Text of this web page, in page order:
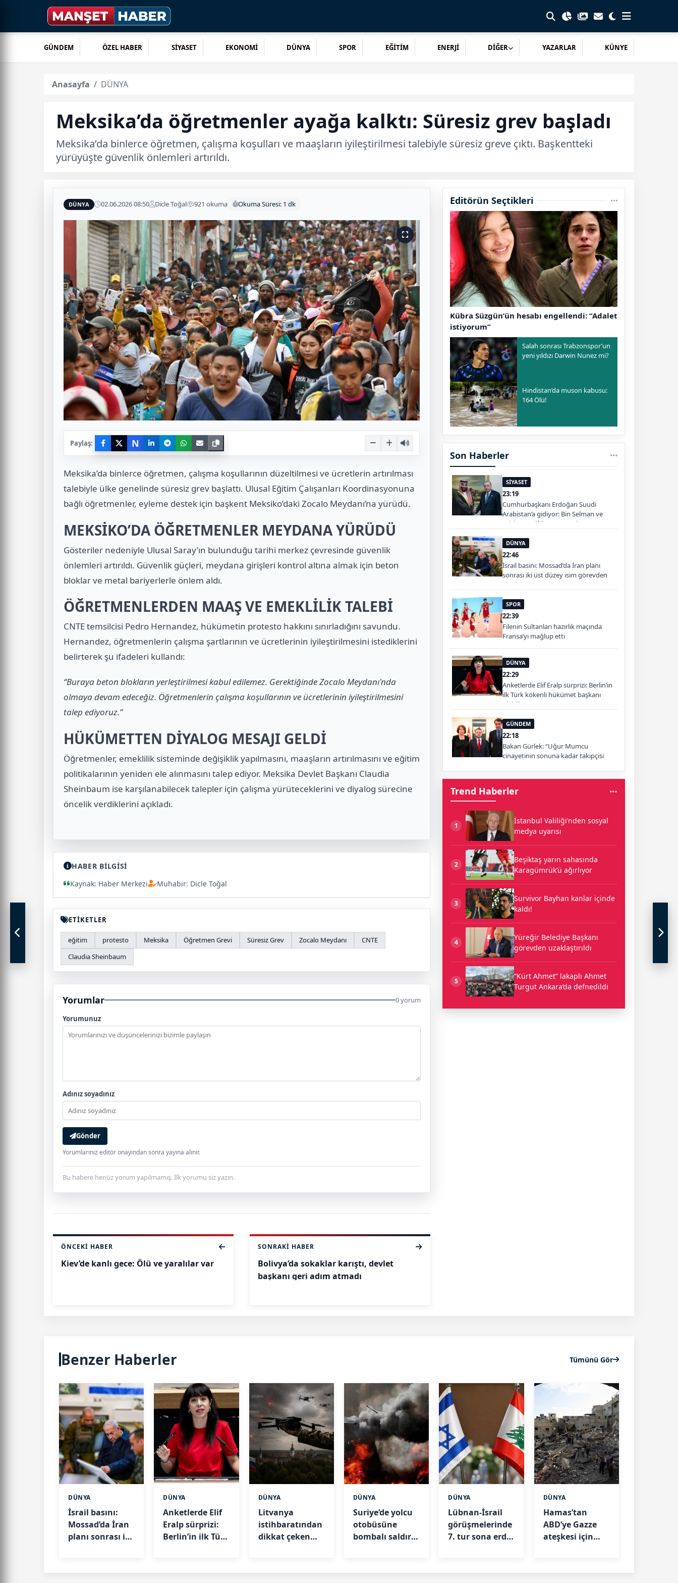
GÜNDEM ÖZEL HABER SİYASET EKONOMİ DÜNYA SPOR EĞİTİM ENERJİ DİĞER YAZARLAR KÜNYE
Anasayfa DÜNYA
Meksika’da öğretmenler ayağa kalktı: Süresiz grev başladı
Meksika’da binlerce öğretmen, çalışma koşulları ve maaşların iyileştirilmesi talebiyle süresiz greve çıktı. Başkentteki
yürüyüşte güvenlik önlemleri artırıldı.
DÜNYA 02.06.2026 08:50 Dicle Toğal 921 okuma Okuma Süresi: 1 dk
Paylaş: N
Meksika’da binlerce öğretmen, çalışma koşullarının düzeltilmesi ve ücretlerin artırılması
talebiyle ülke genelinde süresiz grev başlattı. Ulusal Eğitim Çalışanları Koordinasyonuna
bağlı öğretmenler, eyleme destek için başkent Meksiko’daki Zocalo Meydanı’na yürüdü.
MEKSİKO’DA ÖĞRETMENLER MEYDANA YÜRÜDÜ
Gösteriler nedeniyle Ulusal Saray’ın bulunduğu tarihi merkez çevresinde güvenlik
önlemleri artırıldı. Güvenlik güçleri, meydana girişleri kontrol altına almak için beton
bloklar ve metal bariyerlerle önlem aldı.
ÖĞRETMENLERDEN MAAŞ VE EMEKLİLİK TALEBİ
CNTE temsilcisi Pedro Hernandez, hükümetin protesto hakkını sınırladığını savundu.
Hernandez, öğretmenlerin çalışma şartlarının ve ücretlerinin iyileştirilmesini istediklerini
belirterek şu ifadeleri kullandı:
“Buraya beton blokların yerleştirilmesi kabul edilemez. Gerektiğinde Zocalo Meydanı'nda
olmaya devam edeceğiz. Öğretmenlerin çalışma koşullarının ve ücretlerinin iyileştirilmesini
talep ediyoruz.”
HÜKÜMETTEN DİYALOG MESAJI GELDİ
Öğretmenler, emeklilik sisteminde değişiklik yapılmasını, maaşların artırılmasını ve eğitim
politikalarının yeniden ele alınmasını talep ediyor. Meksika Devlet Başkanı Claudia
Sheinbaum ise karşılanabilecek talepler için çalışma yürüteceklerini ve diyalog sürecine
öncelik verdiklerini açıkladı.
HABER BİLGİSİ
Kaynak: Haber Merkezi
Muhabir: Dicle Toğal
ETİKETLER
eğitim protesto Meksika Öğretmen Grevi Süresiz Grev Zocalo Meydanı
CNTE
Claudia Sheinbaum
Yorumlar 0 yorum
Yorumunuz
Adınız soyadınız
Gönder
Yorumlarınız editör onayından sonra yayına alınır.
Bu habere henüz yorum yapılmamış. İlk yorumu siz yazın.
ÖNCEKI HABER
Kiev’de kanlı gece: Ölü ve yaralılar var
SONRAKI HABER
Bolivya’da sokaklar karıştı, devlet
başkanı geri adım atmadı
Editörün Seçtikleri
Kübra Süzgün’ün hesabı engellendi: “Adalet
istiyorum”
Salah sonrası Trabzonspor’un
yeni yıldızı Darwin Nunez mi?
Hindistan’da muson kabusu:
164 Ölü!
Son Haberler
SİYASET
23:19
Cumhurbaşkanı Erdoğan Suudi
Arabistan’a gidiyor: Bin Selman ve
Şahbaz Şerif ile görüşecek
DÜNYA
22:46
İsrail basını: Mossad’da İran planı
sonrası iki üst düzey isim görevden
alındı
SPOR
22:39
Filenin Sultanları hazırlık maçında
Fransa’yı mağlup etti
DÜNYA
22:29
Anketlerde Elif Eralp sürprizi: Berlin’in
ilk Türk kökenli hükümet başkanı
olabilir
GÜNDEM
22:18
Bakan Gürlek: “Uğur Mumcu
cinayetinin sonuna kadar takipçisi
Trend Haberler
1
İstanbul Valiliği’nden sosyal
medya uyarısı
2
Beşiktaş yarın sahasında
Karagümrük’ü ağırlıyor
3
Survivor Bayhan kanlar içinde
kaldı!
4
Yüreğir Belediye Başkanı
görevden uzaklaştırıldı
5
“Kürt Ahmet” lakaplı Ahmet
Turgut Ankara’da defnedildi
Benzer Haberler Tümünü Gör
DÜNYA
İsrail basını:
Mossad’da İran
planı sonrası iki
DÜNYA
Anketlerde Elif
Eralp sürprizi:
Berlin’in ilk Türk
DÜNYA
Litvanya
istihbaratından
dikkat çeken
DÜNYA
Suriye’de yolcu
otobüsüne
bombalı saldırı:
DÜNYA
Lübnan-İsrail
görüşmelerinde
7. tur sona erdi:
DÜNYA
Hamas’tan
ABD’ye Gazze
ateşkesi için